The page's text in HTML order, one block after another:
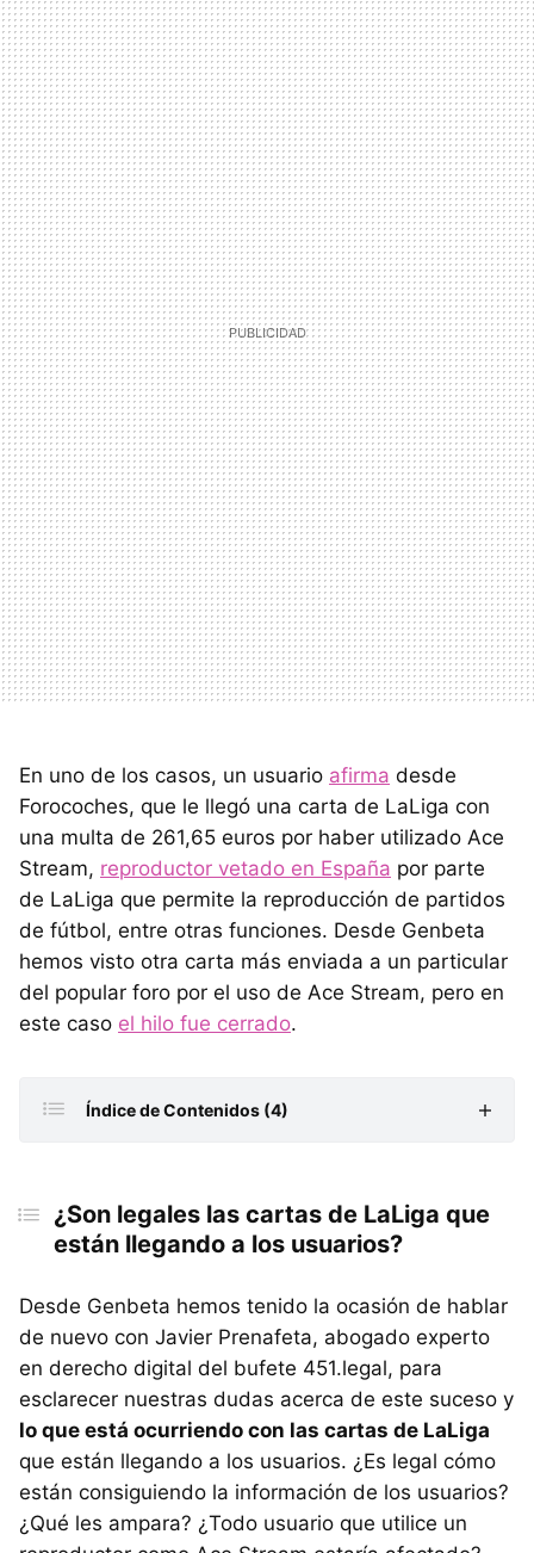
En uno de los casos, un usuario afirma desde
Forocoches, que le llegó una carta de LaLiga con
una multa de 261,65 euros por haber utilizado Ace
Stream, reproductor vetado en España por parte
de LaLiga que permite la reproducción de partidos
de fútbol, entre otras funciones. Desde Genbeta
hemos visto otra carta más enviada a un particular
del popular foro por el uso de Ace Stream, pero en
este caso el hilo fue cerrado.
Índice de Contenidos (4)
¿Todo usuario que utilice aplicaciones p2p queda
¿Y qué pasa con el uso de Ace Stream?
Un juez ya se ha opuesto a que LaLiga proceda de
esta manera
¿Son legales las cartas de LaLiga que
están llegando a los usuarios?
Desde Genbeta hemos tenido la ocasión de hablar
de nuevo con Javier Prenafeta, abogado experto
en derecho digital del bufete 451.legal, para
esclarecer nuestras dudas acerca de este suceso y
lo que está ocurriendo con las cartas de LaLiga
que están llegando a los usuarios. ¿Es legal cómo
están consiguiendo la información de los usuarios?
¿Qué les ampara? ¿Todo usuario que utilice un